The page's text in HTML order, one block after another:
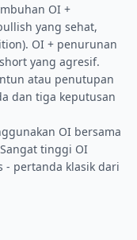
OI +
yang sehat,
OI + penurunan
yang agresif.
atau penutupan
dan tiga keputusan
OI bersama
Sangat tinggi OI
- pertanda klasik dari